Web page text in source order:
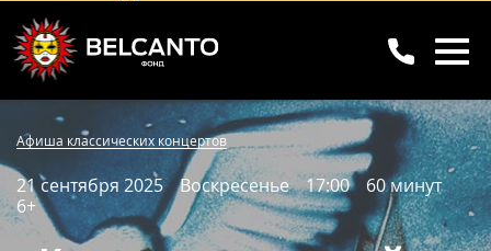
8 (499) 923-22-78
с 10:00 до 20:00
8 (800) 770-09-71
для регионов
Купить билет Фотографии Отзывы
Вопросы и ответы Схема зала
Афиша классических концертов
21 сентября 2025 Воскресенье 17:00
60 минут
6+